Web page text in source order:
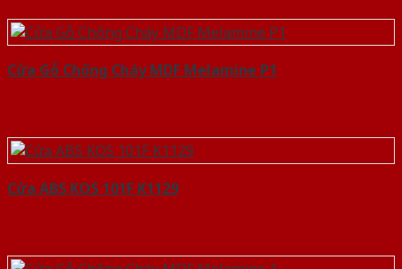
Cửa Gỗ Chống Cháy MDF Melamine P1
Cửa ABS KOS 101F K1129